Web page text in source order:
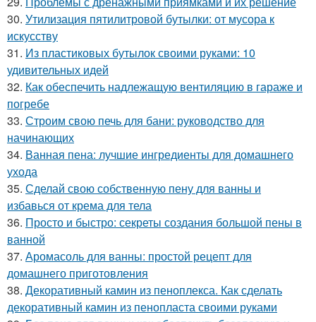
30. Утилизация пятилитровой бутылки: от мусора к
искусству
31. Из пластиковых бутылок своими руками: 10
удивительных идей
32. Как обеспечить надлежащую вентиляцию в гараже и
погребе
33. Строим свою печь для бани: руководство для
начинающих
34. Ванная пена: лучшие ингредиенты для домашнего
ухода
35. Сделай свою собственную пену для ванны и
избавься от крема для тела
36. Просто и быстро: секреты создания большой пены в
ванной
37. Аромасоль для ванны: простой рецепт для
домашнего приготовления
38. Декоративный камин из пеноплекса. Как сделать
декоративный камин из пенопласта своими руками